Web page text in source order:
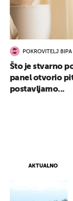
AKTUALNO
POKROVITELJ BIPA
Što je stvarno
panel otvorio
postavljamo...